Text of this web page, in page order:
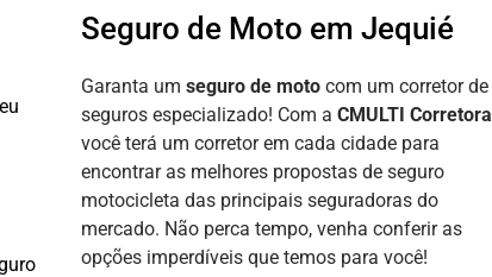
Seguro de Moto em Jequié
Garanta um seguro de moto com um corretor de
seguros especializado! Com a CMULTI Corretora
você terá um corretor em cada cidade para
encontrar as melhores propostas de seguro
motocicleta das principais seguradoras do
mercado. Não perca tempo, venha conferir as
opções imperdíveis que temos para você!